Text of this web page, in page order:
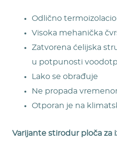
Odlično
Visoka mehanička
Zatvorena ćelijska
u potpunosti
Lako se obrađuje
Ne propada
Otporan je na
Varijante stirodur ploča za